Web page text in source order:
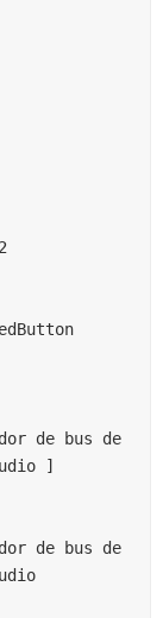
de bus de
]
de bus de